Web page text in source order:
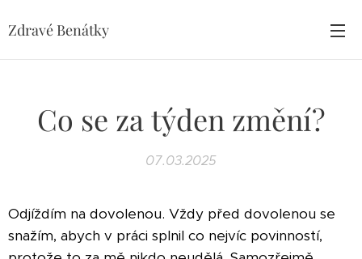
Zdravé Benátky
Co se za týden změní?
07.03.2025
Odjíždím na dovolenou. Vždy před dovolenou se
snažím, abych v práci splnil co nejvíc povinností,